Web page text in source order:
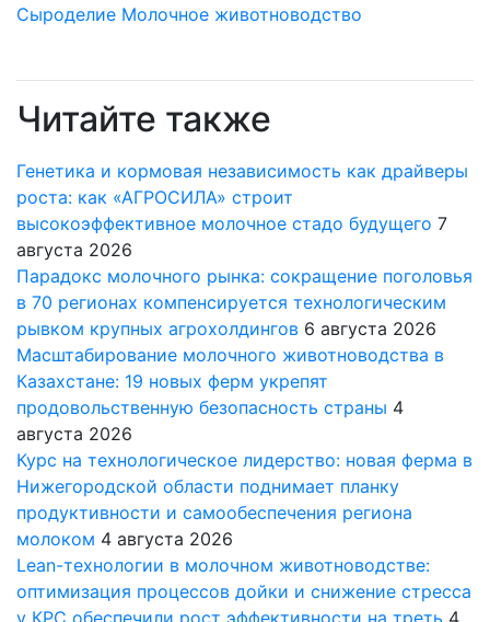
Сыроделие Молочное животноводство
Читайте также
Генетика и кормовая независимость как драйверы
роста: как «АГРОСИЛА» строит
высокоэффективное молочное стадо будущего 7
августа 2026
Парадокс молочного рынка: сокращение поголовья
в 70 регионах компенсируется технологическим
рывком крупных агрохолдингов 6 августа 2026
Масштабирование молочного животноводства в
Казахстане: 19 новых ферм укрепят
продовольственную безопасность страны 4
августа 2026
Курс на технологическое лидерство: новая ферма в
Нижегородской области поднимает планку
продуктивности и самообеспечения региона
молоком 4 августа 2026
Lean-технологии в молочном животноводстве:
оптимизация процессов дойки и снижение стресса
у КРС обеспечили рост эффективности на треть 4